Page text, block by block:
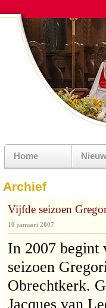
Home
Archief